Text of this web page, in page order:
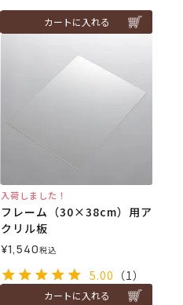
カートに入れる
入荷しました！
フレーム（30×38cm）用ア
クリル板
¥1,540税込
5.00 （1）
カートに入れる